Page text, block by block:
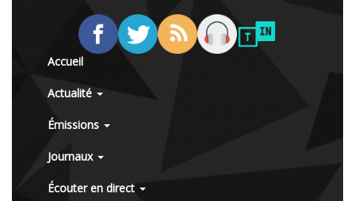
Accueil
Actualité
Émissions
Journaux
Écouter en direct